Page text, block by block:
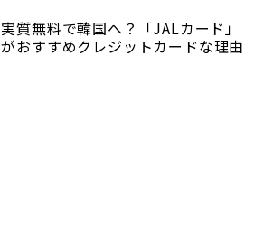
実質無料で韓国へ？「JALカード」
がおすすめクレジットカードな理由